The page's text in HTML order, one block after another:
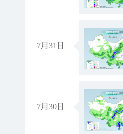
7月31日
7月30日